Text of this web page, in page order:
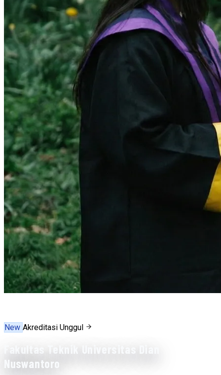
New Akreditasi Unggul
Fakultas Teknik Universitas Dian
Nuswantoro